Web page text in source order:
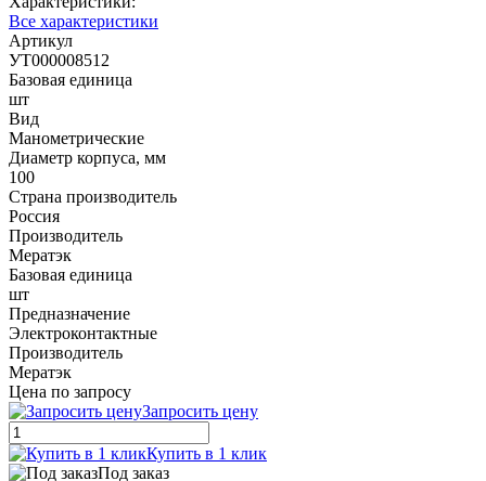
Все характеристики
Артикул
УТ000008512
Базовая единица
шт
Вид
Манометрические
Диаметр корпуса, мм
100
Страна производитель
Россия
Производитель
Мератэк
Базовая единица
шт
Предназначение
Электроконтактные
Производитель
Мератэк
Цена по запросу
Запросить цену
Купить в 1 клик
Под заказ